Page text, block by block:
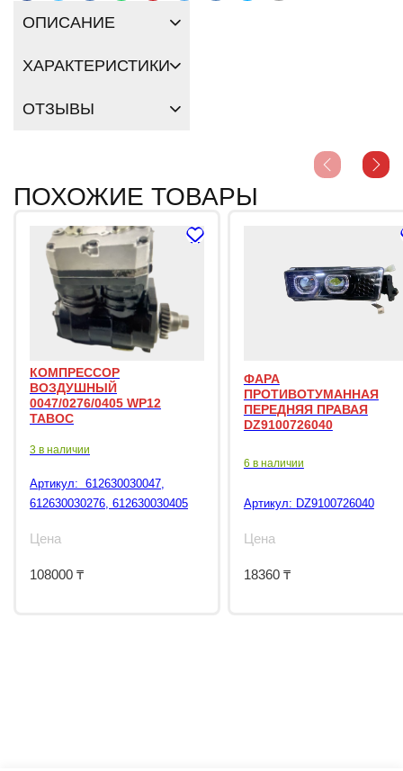
ОПИСАНИЕ
ХАРАКТЕРИСТИКИ
ОТЗЫВЫ
ПОХОЖИЕ ТОВАРЫ
КОМПРЕССОР
ВОЗДУШНЫЙ
0047/0276/0405 WP12
TABOC
3 в наличии
Артикул: 612630030047,
612630030276, 612630030405
Цена
108000 ₸
ФАРА
ПРОТИВОТУМАННАЯ
ПЕРЕДНЯЯ ПРАВАЯ
DZ9100726040
6 в наличии
Артикул: DZ9100726040
Цена
18360 ₸